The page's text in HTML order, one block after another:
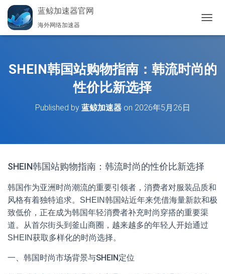
蓝鲸加速器官网
海外网络加速器
换
SHEIN韩国站购物指南：韩流时尚的
性价比新选择
Published by 蓝鲸加速器on 2026年5月26日
SHEIN韩国站购物指南：韩流时尚的性价比新选择
韩国作为亚洲时尚潮流的重要引领者，消费者对服装品质和
风格有着独特追求。SHEIN韩国站近年来凭借海量新款和极
致低价，正在成为韩国年轻消费者补充时尚穿搭的重要渠
道。从首尔街头到釜山商圈，越来越多的年轻人开始通过
SHEIN获取多样化的时尚选择。
一、韩国时尚市场背景与SHEIN定位